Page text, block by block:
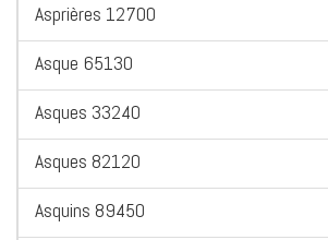
Asprières 12700
Asque 65130
Asques 33240
Asques 82120
Asquins 89450